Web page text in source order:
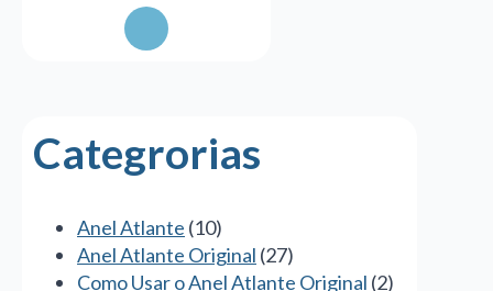
Categrorias
Anel Atlante (10)
Anel Atlante Original (27)
Como Usar o Anel Atlante Original (2)